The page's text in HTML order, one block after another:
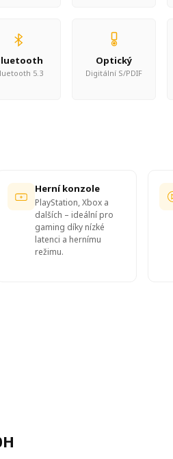
5.3
Optický
Digitální S/PDIF
Herní konzole
PlayStation, Xbox a
dalších – ideální pro
gaming díky nízké
latenci a hernímu
režimu.